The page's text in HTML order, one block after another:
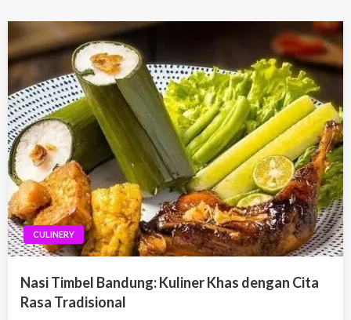
CULINERY
Nasi Timbel Bandung: Kuliner Khas dengan Cita
Rasa Tradisional